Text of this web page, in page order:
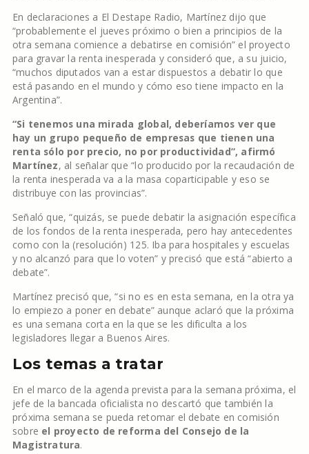
En declaraciones a El Destape Radio, Martínez dijo que
“probablemente el jueves próximo o bien a principios de la
otra semana comience a debatirse en comisión” el proyecto
para gravar la renta inesperada y consideró que, a su juicio,
“muchos diputados van a estar dispuestos a debatir lo que
está pasando en el mundo y cómo eso tiene impacto en la
Argentina”.
“Si tenemos una mirada global, deberíamos ver que
hay un grupo pequeño de empresas que tienen una
renta sólo por precio, no por productividad”, afirmó
Martínez, al señalar que “lo producido por la recaudación de
la renta inesperada va a la masa coparticipable y eso se
distribuye con las provincias”.
Señaló que, “quizás, se puede debatir la asignación específica
de los fondos de la renta inesperada, pero hay antecedentes
como con la (resolución) 125. Iba para hospitales y escuelas
y no alcanzó para que lo voten” y precisó que está “abierto a
debate”.
Martínez precisó que, “si no es en esta semana, en la otra ya
lo empiezo a poner en debate” aunque aclaró que la próxima
es una semana corta en la que se les dificulta a los
legisladores llegar a Buenos Aires.
Los temas a tratar
En el marco de la agenda prevista para la semana próxima, el
jefe de la bancada oficialista no descartó que también la
próxima semana se pueda retomar el debate en comisión
sobre el proyecto de reforma del Consejo de la
Magistratura.